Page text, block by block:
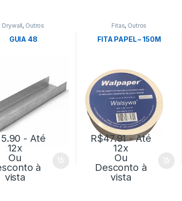
Drywall, Outros
GUIA 48
- Até
12x
Ou
à
vista
Fitas, Outros
FITA PAPEL – 150M
R$47.91- Até
12x
Ou
Desconto à
vista